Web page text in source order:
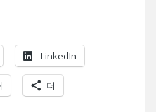
LinkedIn
더